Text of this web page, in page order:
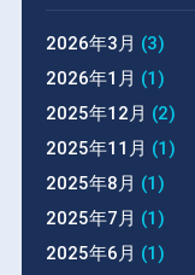
2026年3月 (3)
2026年1月 (1)
2025年12月 (2)
2025年11月 (1)
2025年8月 (1)
2025年7月 (1)
2025年6月 (1)